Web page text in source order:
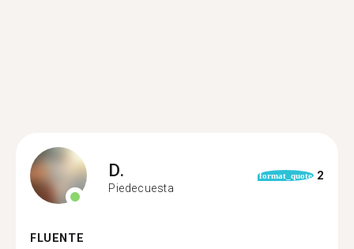
D.
Piedecuesta
format_quote 2
FLUENTE